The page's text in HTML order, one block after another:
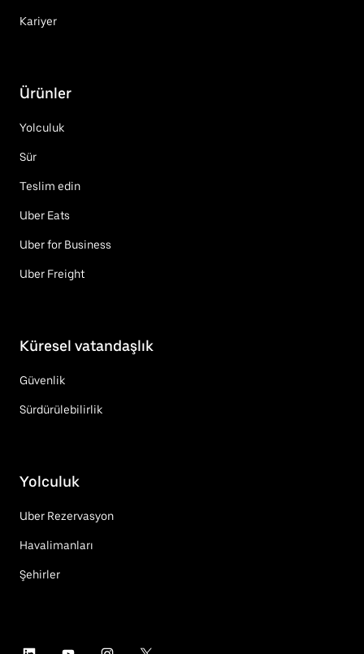
Kariyer
Ürünler
Yolculuk
Sür
Teslim edin
Uber Eats
Uber for Business
Uber Freight
Küresel vatandaşlık
Güvenlik
Sürdürülebilirlik
Yolculuk
Uber Rezervasyon
Havalimanları
Şehirler